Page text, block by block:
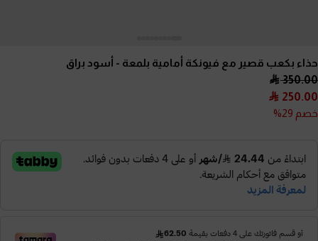
حذاء بكعب قصير مع فيونكة أمامية بلمعة - أسود براق
350.00
250.00
خصم 29%